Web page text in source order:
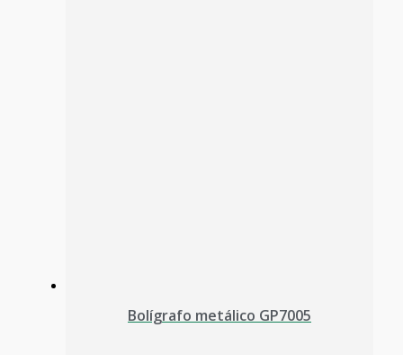
Bolígrafo metálico GP7005